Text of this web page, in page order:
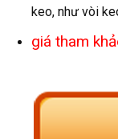
keo, như vòi
giá tham